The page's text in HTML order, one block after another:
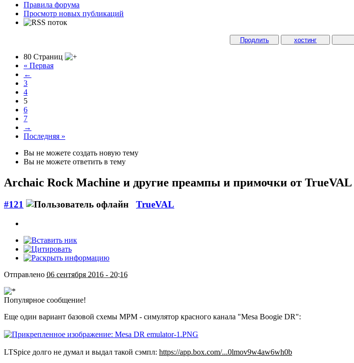
Правила форума
Просмотр новых публикаций
Продлить хостинг
80 Страниц
« Первая
←
3
4
5
6
7
→
Последняя »
Вы не можете создать новую тему
Вы не можете ответить в тему
Archaic Rock Machine и другие преампы и примочки от TrueVAL
#121 TrueVAL
Отправлено 06 сентября 2016 - 20:16
Популярное сообщение!
Еще один вариант базовой схемы МРМ - симулятор красного канала "Mesa Boogie DR":
LTSpice долго не думал и выдал такой сэмпл: https://app.box.com/...0lmov9w4aw6wh0b